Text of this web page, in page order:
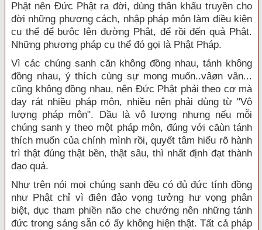
Phật nên Đức Phật ra đời, dùng thân khẩu truyền cho
đời những phương cách, nhập pháp môn làm điều kiện
cụ thể để bưôc lên đường Phật, để rồi đến quả Phật.
Những phương pháp cụ thể đó gọi là Phật Pháp.
Vì các chúng sanh căn không đồng nhau, tánh không
đồng nhau, ý thích cùng sự mong muốn..vâøn vân...
cũng không đồng nhau, nên Đức Phật phải theo cơ mà
dạy rát nhiều pháp môn, nhiều nên phải dùng từ "Vô
lượng pháp môn". Dầu là vô lượng nhưng nếu mỗi
chúng sanh y theo một pháp môn, đúng với căùn tánh
thích muốn của chính mình rồi, quyết tâm hiểu rõ hành
trì thật đúng thật bền, thật sâu, thì nhất định đạt thành
đạo quả.
Như trên nói mọi chúng sanh đều có đủ đức tính đồng
như Phật chỉ vì điên đảo vọng tưởng hư vọng phân
biệt, dục tham phiền não che chướng nên những tánh
đức trong sáng sẵn có ấy không hiện thật. Tất cả pháp